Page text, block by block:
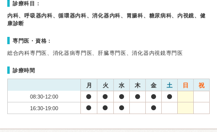
診療科目：
内科、呼吸器内科、循環器内科、消化器内科、胃腸科、糖尿病科、内視鏡、健
康診断
専門医・資格：
総合内科専門医、消化器病専門医、肝臓専門医、消化器内視鏡専門医
診療時間
月 火 水 木 金 土 日 祝
08:30-12:00
16:30-19:00